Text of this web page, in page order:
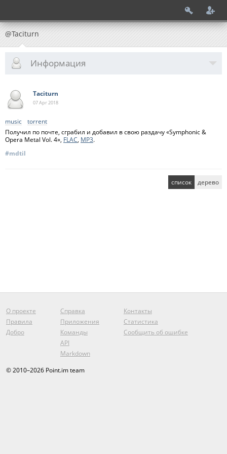
@Taciturn
Информация
Taciturn
07 Apr2018
music
torrent
Получил по почте, сграбил и добавил в свою раздачу «Symphonic &
Opera Metal Vol. 4», FLAC, MP3.
#mdtil
список дерево
О проекте
Правила
Добро
Справка
Приложения
Команды
API
Markdown
Контакты
Статистика
Сообщить об ошибке
© 2010–2026 Point.im team